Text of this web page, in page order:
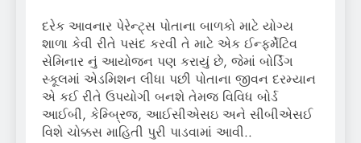
દરેક આવનાર પેરેન્ટ્સ પોતાના બાળકો માટે યોગ્ય
શાળા કેવી રીતે પસંદ કરવી તે માટે એક ઈન્ફર્મેટિવ
સેમિનાર નું આયોજન પણ કરાયું છે, જેમાં બોર્ડિંગ
સ્કૂલમાં એડમિશન લીધા પછી પોતાના જીવન દરમ્યાન
એ કઈ રીતે ઉપયોગી બનશે તેમજ વિવિધ બોર્ડ
આઈબી, કેમ્બ્રિજ, આઈસીએસઇ અને સીબીએસઈ
વિશે ચોક્કસ માહિતી પુરી પાડવામાં આવી..